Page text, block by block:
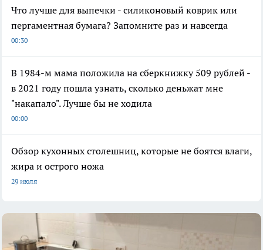
Что лучше для выпечки - силиконовый коврик или
пергаментная бумага? Запомните раз и навсегда
00:30
В 1984-м мама положила на сберкнижку 509 рублей -
в 2021 году пошла узнать, сколько деньжат мне
"накапало". Лучше бы не ходила
00:00
Обзор кухонных столешниц, которые не боятся влаги,
жира и острого ножа
29 июля